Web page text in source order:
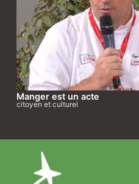
Manger est un acte
citoyen et culturel